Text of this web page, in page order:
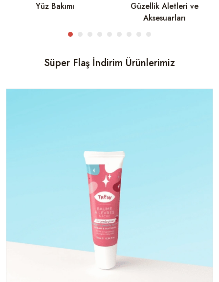
Yüz Bakımı
Güzellik Aletleri ve
Aksesuarları
Süper Flaş İndirim Ürünlerimiz